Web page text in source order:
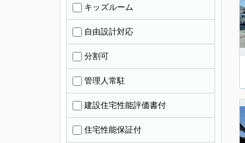
キッズルーム
自由設計対応
分割可
管理人常駐
建設住宅性能評価書付
住宅性能保証付